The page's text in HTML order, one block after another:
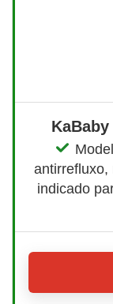
antirrefluxo,
indicado